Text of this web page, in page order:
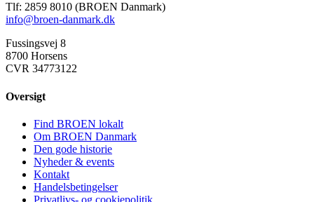
Tlf: 2859 8010 (BROEN Danmark)
info@broen-danmark.dk
Fussingsvej 8
8700 Horsens
CVR 34773122
Oversigt
Find BROEN lokalt
Om BROEN Danmark
Den gode historie
Nyheder & events
Kontakt
Handelsbetingelser
Privatlivs- og cookiepolitik